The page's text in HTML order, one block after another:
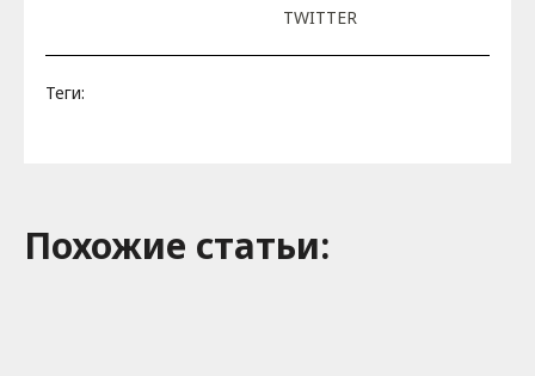
TWITTER
Теги:
Похожие cтатьи: